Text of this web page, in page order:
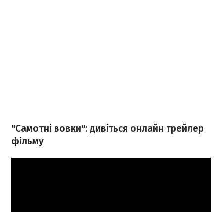
"Самотні вовки": дивіться онлайн трейлер
фільму